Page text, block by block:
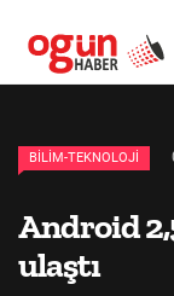
BILIM-TEKNOLOJI
Android
ulaştı